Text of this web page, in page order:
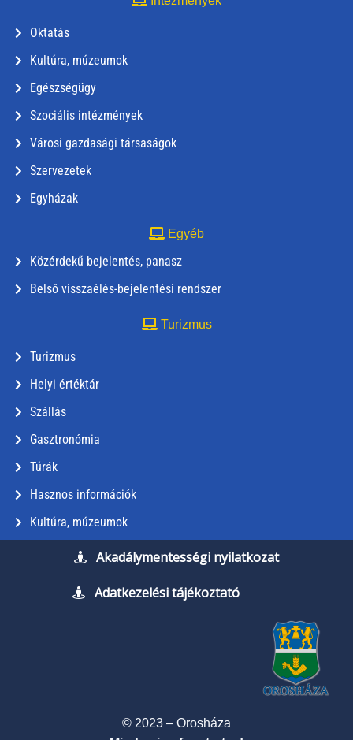
Oktatás
Kultúra, múzeumok
Egészségügy
Szociális intézmények
Városi gazdasági társaságok
Szervezetek
Egyházak
Egyéb
Közérdekű bejelentés, panasz
Belső visszaélés-bejelentési rendszer
Turizmus
Turizmus
Helyi értéktár
Szállás
Gasztronómia
Túrák
Hasznos információk
Kultúra, múzeumok
Akadálymentességi nyilatkozat
Adatkezelési tájékoztató
© 2023 – Orosháza